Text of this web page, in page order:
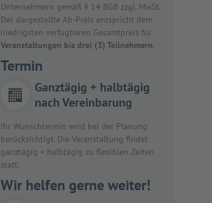
Unternehmern gemäß § 14 BGB zzgl. MwSt.
Der dargestellte Ab-Preis entspricht dem
niedrigsten verfügbaren Gesamtpreis für
Veranstaltungen bis drei (3) Teilnehmern.
Termin
Ganztägig + halbtägig
nach Vereinbarung
Ihr Wunschtermin wird bei der Planung
berücksichtigt. Die Veranstaltung findet
ganztägig + halbtägig zu flexiblen Zeiten
statt.
Wir helfen gerne weiter!